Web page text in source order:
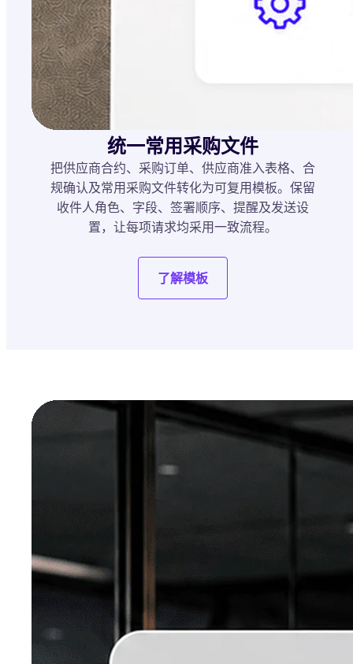
统一常用采购文件
把供应商合约、采购订单、供应商准入表格、合
规确认及常用采购文件转化为可复用模板。保留
收件人角色、字段、签署顺序、提醒及发送设
置，让每项请求均采用一致流程。
了解模板